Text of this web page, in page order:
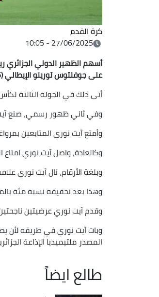
كرة القدم
27/06/2025 - 10:05
أسهم الظهير الدولي الجزائري
على جوفنتوس تورينو الإيطالي (5 – 2).
أتى ذلك في الجولة الثالثة
وفي ثاني ظهور رسمي، صنع
وأمتع آيت نوري المتابعين
وكالعادة، واصل آيت نوري امتاع
وبلغة الأرقام، نال آيت نوري علامة 8 من الموقع المتخصص
وهذا بعد تحقيقه نسبة مئة
وقدم آيت نوري عرضيتين
وبات آيت نوري في طريقه لأن
المصدر ملتيميديا الإذاعة
طالع ايضاً